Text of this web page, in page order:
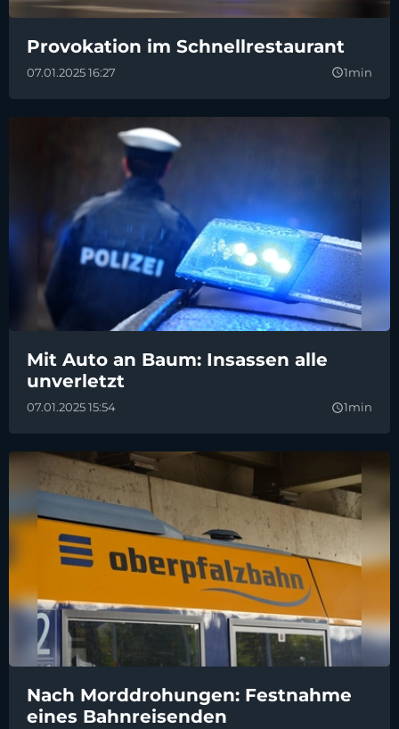
Provokation im Schnellrestaurant
07.01.2025 16:27 query_builder1min
Mit Auto an Baum: Insassen alle
unverletzt
07.01.2025 15:54 query_builder1min
Nach Morddrohungen: Festnahme
eines Bahnreisenden